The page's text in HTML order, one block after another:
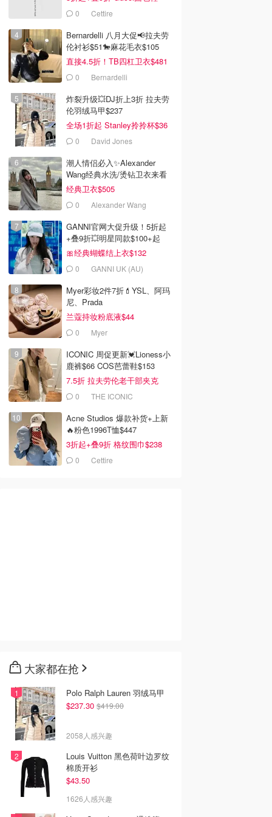
$9910 Cettire
Bernardelli 八月大促📢拉夫劳
伦衬衫$51🐎麻花毛衣$105
直接4.5折！TB四杠卫衣$481
0 Bernardelli
炸裂升级💥DJ折上3折 拉夫劳
伦羽绒马甲$237
全场1折起 Stanley拎拎杯$36
0 David Jones
潮人情侣必入✨Alexander
Wang经典水洗/烫钻卫衣来看
经典卫衣$505
0 Alexander Wang
GANNI官网大促升级！5折起
+叠9折💥明星同款$100+起
🎀经典蝴蝶结上衣$132
0 GANNI UK (AU)
Myer彩妆2件7折💄YSL、阿玛
尼、Prada
兰蔻持妆粉底液$44
0 Myer
ICONIC 周促更新💓Lioness小
鹿裤$66 COS芭蕾鞋$153
7.5折 拉夫劳伦老干部夹克
$4190 THE ICONIC
Acne Studios 爆款补货+上新
🔥粉色1996T恤$447
3折起+叠9折 格纹围巾$238
0 Cettire
大家都在抢
Polo Ralph Lauren 羽绒马甲
$237.30 $419.00
2058人感兴趣
Louis Vuitton 黑色荷叶边罗纹
棉质开衫
$43.50
1626人感兴趣